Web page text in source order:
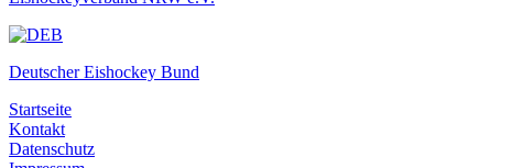
Deutscher Eishockey Bund
Startseite
Kontakt
Datenschutz